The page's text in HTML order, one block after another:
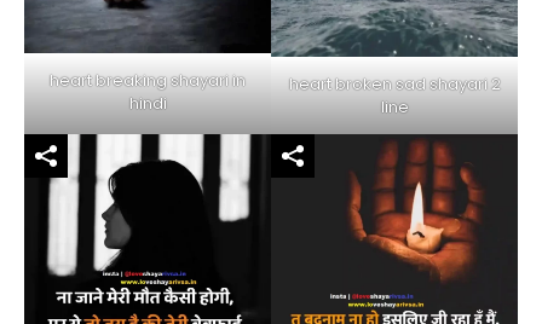
heart breaking shayari in
hindi
heart broken sad shayari 2
line